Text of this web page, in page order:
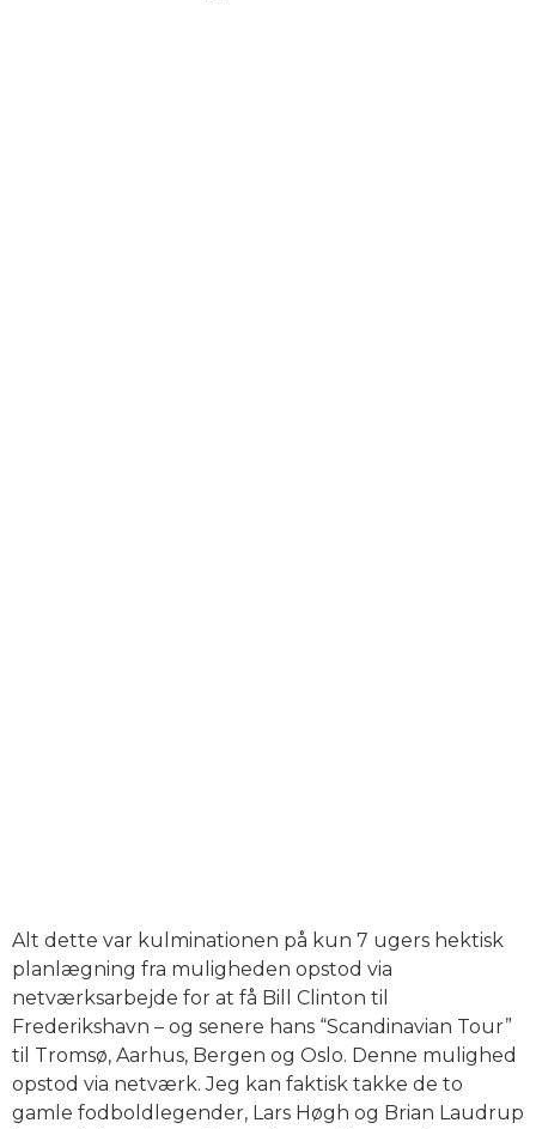
Alt dette var kulminationen på kun 7 ugers hektisk
planlægning fra muligheden opstod via
netværksarbejde for at få Bill Clinton til
Frederikshavn – og senere hans “Scandinavian Tour”
til Tromsø, Aarhus, Bergen og Oslo. Denne mulighed
opstod via netværk. Jeg kan faktisk takke de to
gamle fodboldlegender, Lars Høgh og Brian Laudrup